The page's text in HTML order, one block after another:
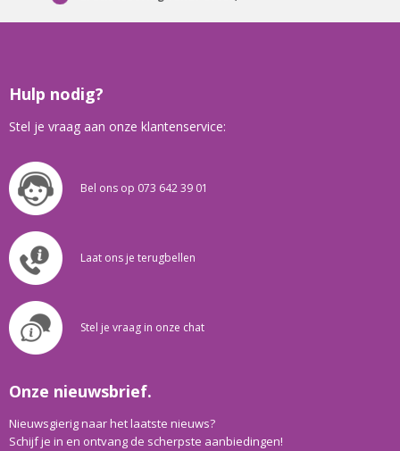
Hulp nodig?
Stel je vraag aan onze klantenservice:
Bel ons op 073 642 39 01
Laat ons je terugbellen
Stel je vraag in onze chat
Onze nieuwsbrief.
Nieuwsgierig naar het laatste nieuws?
Schijf je in en ontvang de scherpste aanbiedingen!